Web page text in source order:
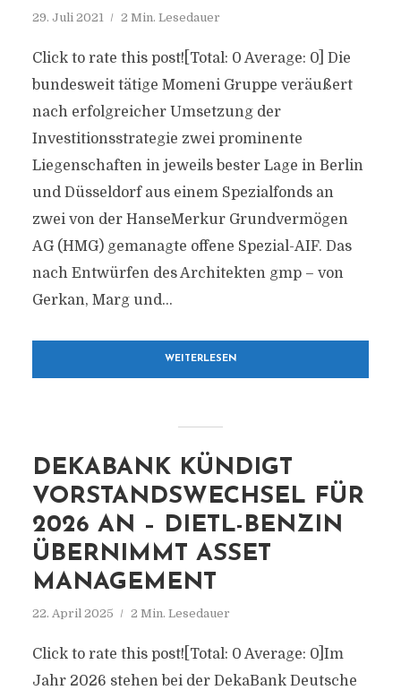
29. Juli 2021 2 Min. Lesedauer
Click to rate this post![Total: 0 Average: 0] Die
bundesweit tätige Momeni Gruppe veräußert
nach erfolgreicher Umsetzung der
Investitionsstrategie zwei prominente
Liegenschaften in jeweils bester Lage in Berlin
und Düsseldorf aus einem Spezialfonds an
zwei von der HanseMerkur Grundvermögen
AG (HMG) gemanagte offene Spezial-AIF. Das
nach Entwürfen des Architekten gmp – von
Gerkan, Marg und...
WEITERLESEN
DEKABANK KÜNDIGT
VORSTANDSWECHSEL FÜR
2026 AN – DIETL-BENZIN
ÜBERNIMMT ASSET
MANAGEMENT
22. April 2025 2 Min. Lesedauer
Click to rate this post![Total: 0 Average: 0]Im
Jahr 2026 stehen bei der DekaBank Deutsche